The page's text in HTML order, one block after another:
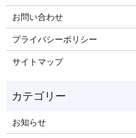
お問い合わせ
プライバシーポリシー
サイトマップ
お知らせ